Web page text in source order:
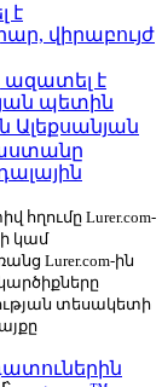
է
վիրաբույժ
ազատել է
պետին
Ալեքսանյան
հղումը Lurer.com-
կամ
Lurer.com-ին
տեսակետի